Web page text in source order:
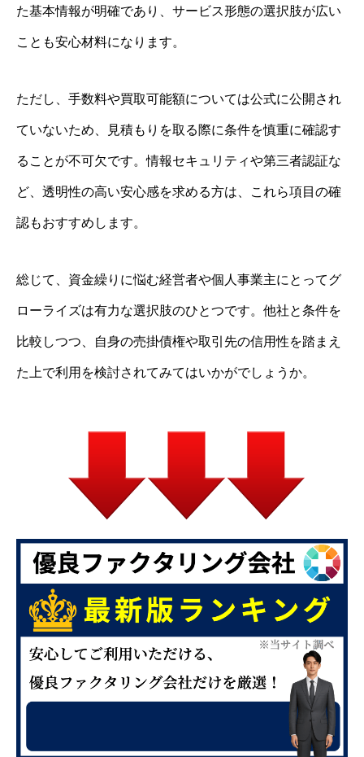
た基本情報が明確であり、サービス形態の選択肢が広い
ことも安心材料になります。
ただし、手数料や買取可能額については公式に公開され
ていないため、見積もりを取る際に条件を慎重に確認す
ることが不可欠です。情報セキュリティや第三者認証な
ど、透明性の高い安心感を求める方は、これら項目の確
認もおすすめします。
総じて、資金繰りに悩む経営者や個人事業主にとってグ
ローライズは有力な選択肢のひとつです。他社と条件を
比較しつつ、自身の売掛債権や取引先の信用性を踏まえ
た上で利用を検討されてみてはいかがでしょうか。